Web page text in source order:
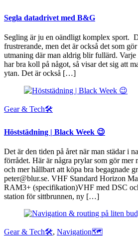
Segla datadrivet med B&G
Segling är ju en oändligt komplex sport.
frustrerande, men det är också det som
utmaning där man aldrig blir fullärd. Varje
har bra koll på något, så visar det sig att
ytan. Det är också […]
Gear & Tech🛠
Höststädning | Black Week 😉
Det är den tiden på året när man städar i
förrådet. Här är några prylar som gör mer
och mer hållbart att köpa bra begagnade
peter@blur.se. VHF Standard Horizon
RAM3+ (specifikation)VHF med DSC
station för sittbrunnen, ny […]
Gear & Tech🛠, Navigation🗺